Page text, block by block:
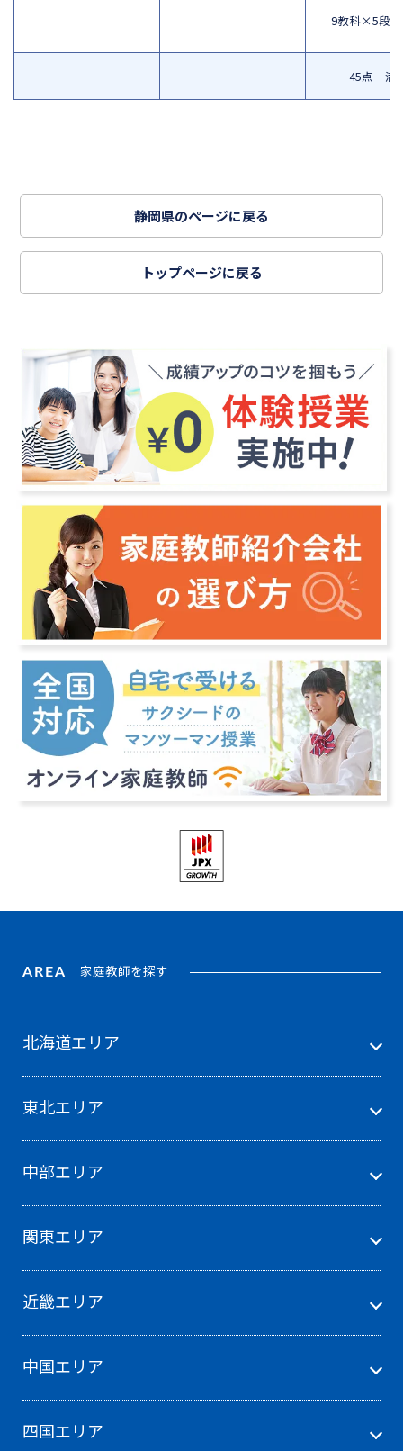
－ －
9教科×5段
45点 満
静岡県のページに戻る
トップページに戻る
AREA 家庭教師を探す
北海道エリア
東北エリア
中部エリア
関東エリア
近畿エリア
中国エリア
四国エリア